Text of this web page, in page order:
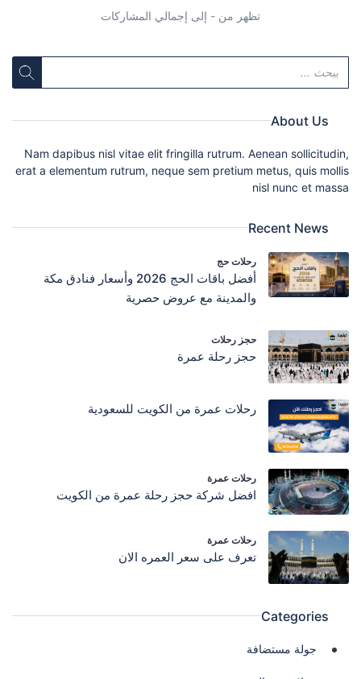
تظهر من - إلى إجمالي المشاركات
About Us
Nam dapibus nisl vitae elit fringilla rutrum. Aenean sollicitudin,
erat a elementum rutrum, neque sem pretium metus, quis mollis
nisl nunc et massa
Recent News
رحلات حج
أفضل باقات الحج 2026 وأسعار فنادق مكة
والمدينة مع عروض حصرية
حجز رحلات
حجز رحلة عمرة
رحلات عمرة من الكويت للسعودية
رحلات عمرة
افضل شركة حجز رحلة عمرة من الكويت
رحلات عمرة
تعرف على سعر العمره الان
Categories
جولة مستضافة